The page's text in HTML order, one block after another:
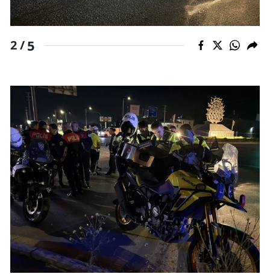
Kütahya
Mardin
Muğla
Muş
Nevşehir
Niğde
Ordu
Rize
2 /5